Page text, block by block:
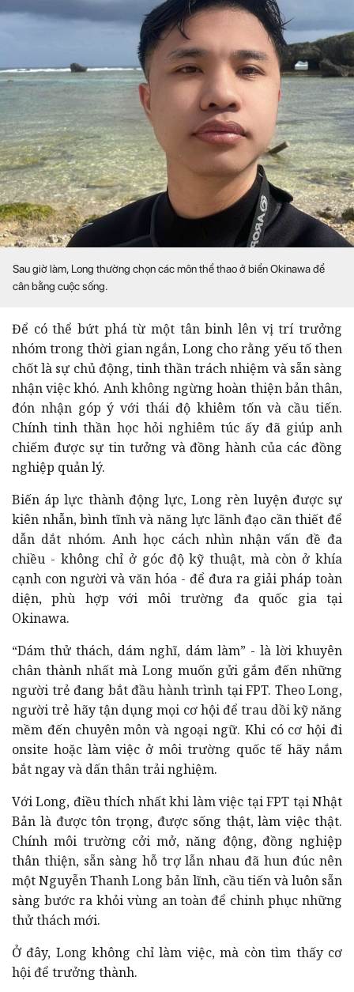
Sau giờ làm, Long thường chọn các môn thể thao ở biển Okinawa để
cân bằng cuộc sống.
Để có thể bứt phá từ một tân binh lên vị trí trưởng
nhóm trong thời gian ngắn, Long cho rằng yếu tố then
chốt là sự chủ động, tinh thần trách nhiệm và sẵn sàng
nhận việc khó. Anh không ngừng hoàn thiện bản thân,
đón nhận góp ý với thái độ khiêm tốn và cầu tiến.
Chính tinh thần học hỏi nghiêm túc ấy đã giúp anh
chiếm được sự tin tưởng và đồng hành của các đồng
nghiệp quản lý.
Biến áp lực thành động lực, Long rèn luyện được sự
kiên nhẫn, bình tĩnh và năng lực lãnh đạo cần thiết để
dẫn dắt nhóm. Anh học cách nhìn nhận vấn đề đa
chiều - không chỉ ở góc độ kỹ thuật, mà còn ở khía
cạnh con người và văn hóa - để đưa ra giải pháp toàn
diện, phù hợp với môi trường đa quốc gia tại
Okinawa.
“Dám thử thách, dám nghĩ, dám làm” - là lời khuyên
chân thành nhất mà Long muốn gửi gắm đến những
người trẻ đang bắt đầu hành trình tại FPT. Theo Long,
người trẻ hãy tận dụng mọi cơ hội để trau dồi kỹ năng
mềm đến chuyên môn và ngoại ngữ. Khi có cơ hội đi
onsite hoặc làm việc ở môi trường quốc tế hãy nắm
bắt ngay và dấn thân trải nghiệm.
Với Long, điều thích nhất khi làm việc tại FPT tại Nhật
Bản là được tôn trọng, được sống thật, làm việc thật.
Chính môi trường cởi mở, năng động, đồng nghiệp
thân thiện, sẵn sàng hỗ trợ lẫn nhau đã hun đúc nên
một Nguyễn Thanh Long bản lĩnh, cầu tiến và luôn sẵn
sàng bước ra khỏi vùng an toàn để chinh phục những
thử thách mới.
Ở đây, Long không chỉ làm việc, mà còn tìm thấy cơ
hội để trưởng thành.